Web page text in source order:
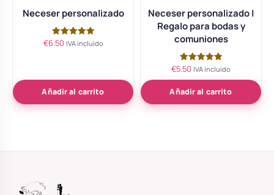
Neceser personalizado
Valorado
€6.50 IVA incluido
Añadir al carrito
Neceser personalizado |
Regalo para bodas y
comuniones
Valorado
5.00
de 5
€5.50 IVA incluido
Añadir al carrito